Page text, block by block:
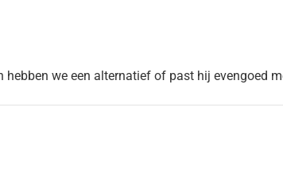
we een alternatief of past hij evengoed